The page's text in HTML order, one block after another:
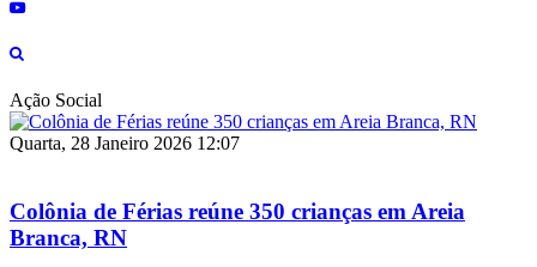
Ação Social
Quarta, 28 Janeiro 2026 12:07
Colônia de Férias reúne 350 crianças em Areia
Branca, RN